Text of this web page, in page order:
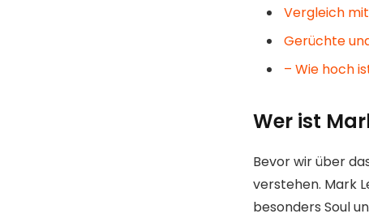
Vergleich
Gerüchte
– Wie hoch
Wer ist
Bevor wir über
verstehen. Mark
besonders Soul